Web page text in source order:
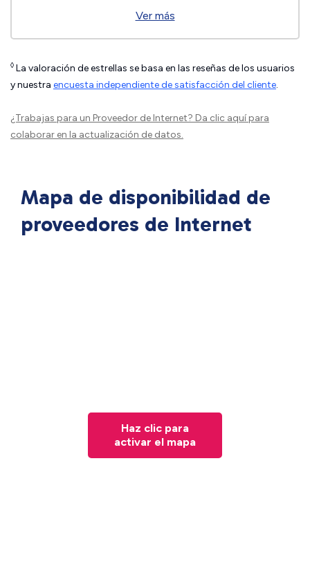
Ver más
◊ La valoración de estrellas se basa en las reseñas de los usuarios
y nuestra encuesta independiente de satisfacción del cliente.
¿Trabajas para un Proveedor de Internet? Da clic aquípara
colaborar en la actualización de datos.
Mapa de disponibilidad de
proveedores de Internet
Haz clic para
activar el mapa